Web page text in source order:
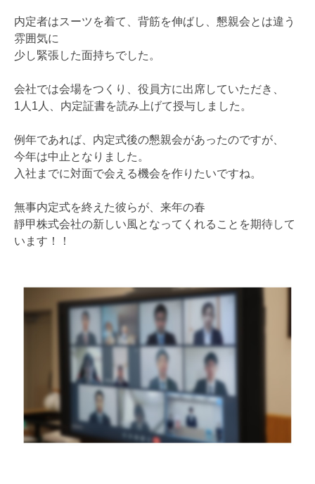
内定者はスーツを着て、背筋を伸ばし、懇親会とは違う
雰囲気に
少し緊張した面持ちでした。
会社では会場をつくり、役員方に出席していただき、
1人1人、内定証書を読み上げて授与しました。
例年であれば、内定式後の懇親会があったのですが、
今年は中止となりました。
入社までに対面で会える機会を作りたいですね。
無事内定式を終えた彼らが、来年の春
靜甲株式会社の新しい風となってくれることを期待して
います！！